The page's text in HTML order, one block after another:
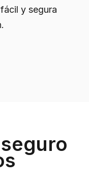
y segura